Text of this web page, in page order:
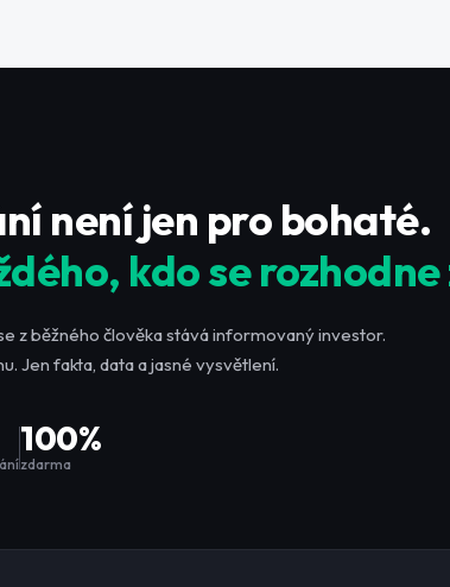
není jen pro bohaté.
kdo se
z běžného člověka stává informovaný investor.
Jen fakta, data a jasné vysvětlení.
100%
zdarma